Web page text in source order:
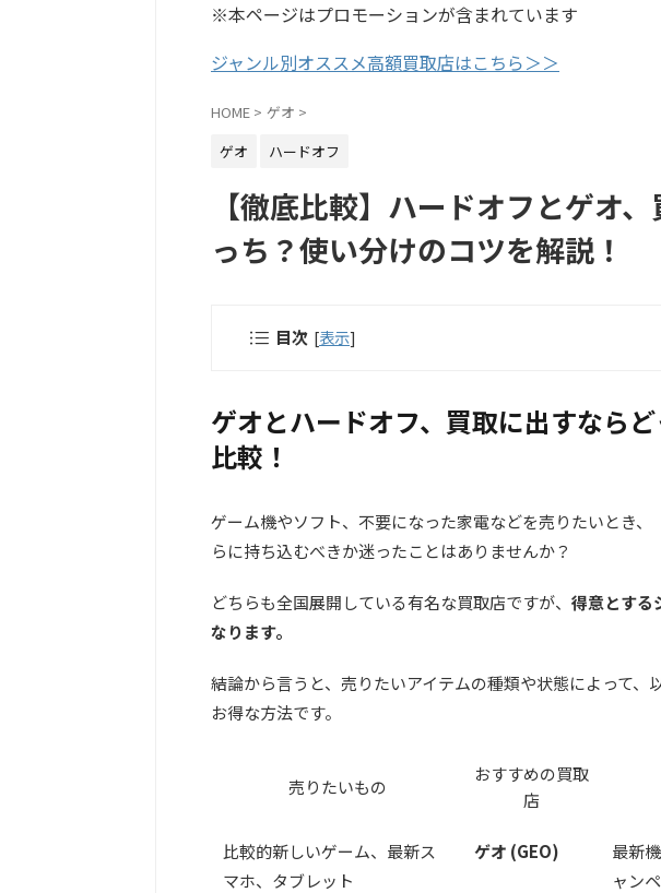
※本ページはプロモーションが含まれています
ジャンル別オススメ高額買取店はこちら＞＞
HOME > ゲオ >
ゲオ
ハードオフ
【徹底比較】ハードオフとゲオ
っち？使い分けのコツを解説！
目次 [表示]
ゲオとハードオフ、買取に出すなら
比較！
ゲーム機やソフト、不要になった家電などを売りたいとき、
らに持ち込むべきか迷ったことはありませんか？
どちらも全国展開している有名な買取店ですが、 得意とする
なります。
結論から言うと、売りたいアイテムの種類や状態によって、
お得な方法です。
売りたいもの
おすすめの買取
店
比較的新しいゲーム、最新ス
マホ、タブレット
ゲオ (GEO)
最新
ャン